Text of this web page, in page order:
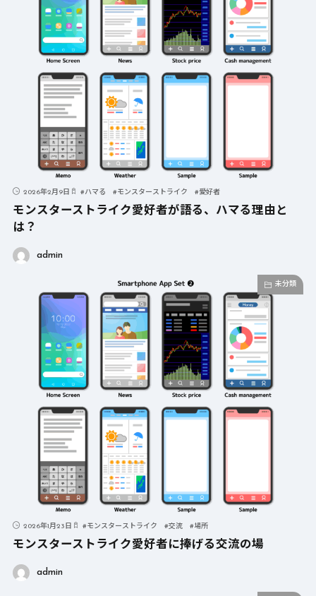
2026年2月9日 #ハマる #モンスターストライク #愛好者
モンスターストライク愛好者が語る、ハマる理由と
は？
admin
未分類
2026年1月23日 #モンスターストライク #交流 #場所
モンスターストライク愛好者に捧げる交流の場
admin